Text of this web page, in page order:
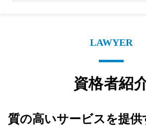
LAWYER
資格者紹
質の高いサービスを提供